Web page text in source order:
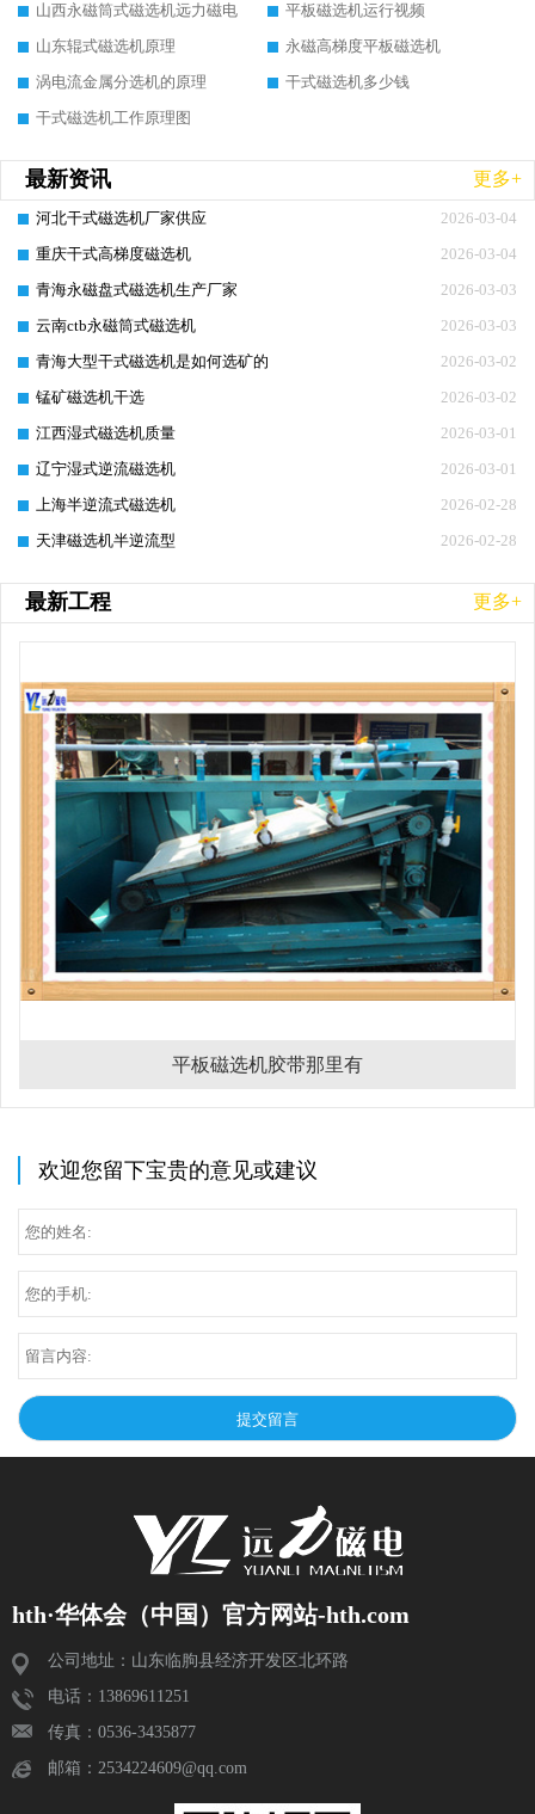
山西永磁筒式磁选机远力磁电
平板磁选机运行视频
山东辊式磁选机原理
永磁高梯度平板磁选机
涡电流金属分选机的原理
干式磁选机多少钱
干式磁选机工作原理图
最新资讯 更多+
2026-03-04
河北干式磁选机厂家供应
2026-03-04
重庆干式高梯度磁选机
2026-03-03
青海永磁盘式磁选机生产厂家
2026-03-03
云南ctb永磁筒式磁选机
2026-03-02
青海大型干式磁选机是如何选矿的
2026-03-02
锰矿磁选机干选
2026-03-01
江西湿式磁选机质量
2026-03-01
辽宁湿式逆流磁选机
2026-02-28
上海半逆流式磁选机
2026-02-28
天津磁选机半逆流型
最新工程 更多+
平板磁选机胶带那里有
欢迎您留下宝贵的意见或建议
hth·华体会（中国）官方网站-hth.com
公司地址：山东临朐县经济开发区北环路
电话：13869611251
传真：0536-3435877
邮箱：2534224609@qq.com